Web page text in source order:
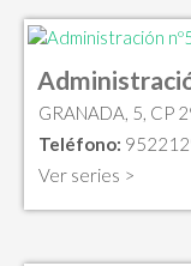
GRANADA, 5, CP
Teléfono:
Ver series >